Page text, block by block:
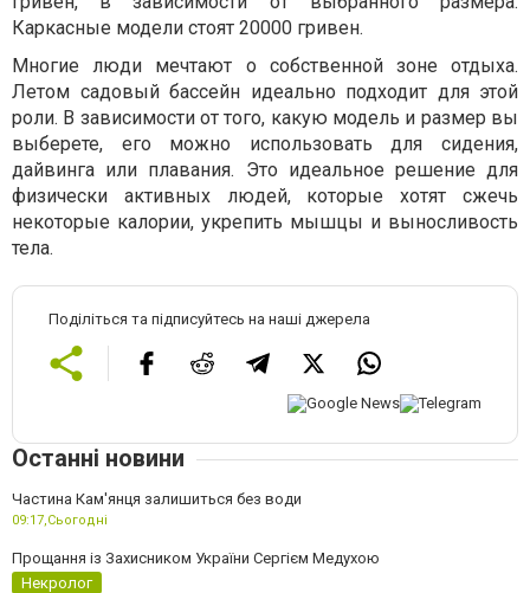
Каркасные модели стоят 20000 гривен.
Многие люди мечтают о собственной зоне отдыха.
Летом садовый бассейн идеально подходит для этой
роли. В зависимости от того, какую модель и размер вы
выберете, его можно использовать для сидения,
дайвинга или плавания. Это идеальное решение для
физически активных людей, которые хотят сжечь
некоторые калории, укрепить мышцы и выносливость
тела.
Поділіться та підписуйтесь на наші джерела
Останні новини
Частина Кам'янця залишиться без води
09:17,Сьогодні
Прощання із Захисником України Сергієм Медухою
Некролог